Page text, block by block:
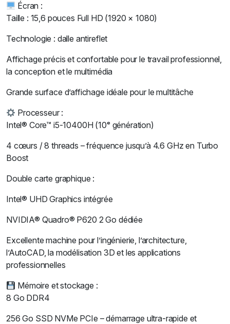
Écran :
Taille : 15,6 pouces Full HD (1920 × 1080)
Technologie : dalle antireflet
Affichage précis et confortable pour le travail professionnel,
la conception et le multimédia
Grande surface d’affichage idéale pour le multitâche
Processeur :
Intel® Core™ i5-10400H (10ᵉ génération)
4 cœurs / 8 threads – fréquence jusqu’à 4.6 GHz en Turbo
Boost
Double carte graphique :
Intel® UHD Graphics intégrée
NVIDIA® Quadro® P620 2 Go dédiée
Excellente machine pour l’ingénierie, l’architecture,
l’AutoCAD, la modélisation 3D et les applications
professionnelles
Mémoire et stockage :
8 Go DDR4
256 Go SSD NVMe PCIe – démarrage ultra-rapide et